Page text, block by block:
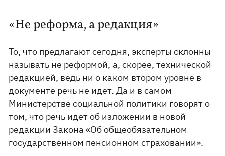
«Не реформа, а редакция»
То, что предлагают сегодня, эксперты склонны
называть не реформой, а, скорее, технической
редакцией, ведь ни о каком втором уровне в
документе речь не идет. Да и в самом
Министерстве социальной политики говорят о
том, что речь идет об изложении в новой
редакции Закона «Об общеобязательном
государственном пенсионном страховании».